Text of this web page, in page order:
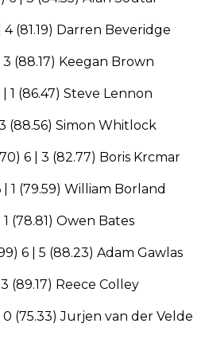
4 (81.19) Darren Beveridge
(88.17) Keegan Brown
1 (86.47) Steve Lennon
(88.56) Simon Whitlock
6 | 3 (82.77) Boris Krcmar
1 (79.59) William Borland
(78.81) Owen Bates
6 | 5 (88.23) Adam Gawlas
(89.17) Reece Colley
0 (75.33) Jurjen van der Velde